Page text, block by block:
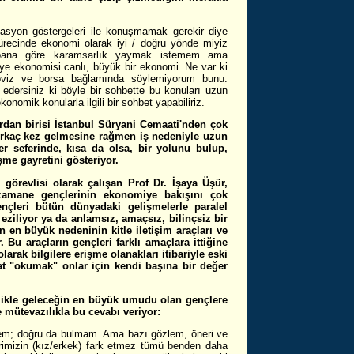
göstergeleri ile konuşmamak gerekir diye
ekonomi olarak iyi / doğru yönde miyiz
göre karamsarlık yaymak istemem ama
ekonomisi canlı, büyük bir ekonomi. Ne var ki
ve borsa bağlamında söylemiyorum bunu.
edersiniz ki böyle bir sohbette bu konuları uzun
konularla ilgili bir sohbet yapabiliriz.
birisi İstanbul Süryani Cemaati'nden çok
kez gelmesine rağmen iş nedeniyle uzun
seferinde, kısa da olsa, bir yolunu bulup,
gayretini gösteriyor.
olarak çalışan Prof Dr. İşaya Üşür,
gençlerinin ekonomiye bakışını çok
bütün dünyadaki gelişmelerle paralel
ya da anlamsız, amaçsız, bilinçsiz bir
en büyük nedeninin kitle iletişim araçları ve
araçların gençleri farklı amaçlara ittiğine
bilgilere erişme olanakları itibariyle eski
"okumak" onlar için kendi başına bir değer
geleceğin en büyük umudu olan gençlere
bu cevabı veriyor:
doğru da bulmam. Ama bazı gözlem, öneri ve
(kız/erkek) fark etmez tümü benden daha